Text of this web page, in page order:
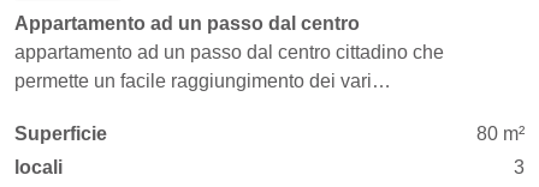
Appartamento ad un passo dal centro
appartamento ad un passo dal centro cittadino che
permette un facile raggiungimento dei vari…
Superficie
80 m²
locali
3